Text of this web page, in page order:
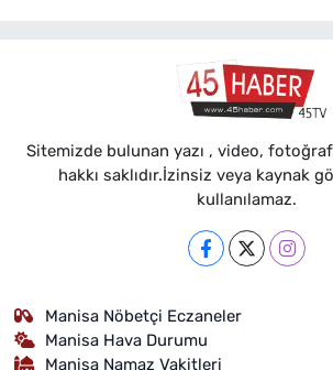
Sitemizde bulunan yazı , video,
hakkı saklıdır.İzinsiz veya kaynak
kullanılamaz.
Manisa Nöbetçi Eczaneler
Manisa Hava Durumu
Manisa Namaz Vakitleri